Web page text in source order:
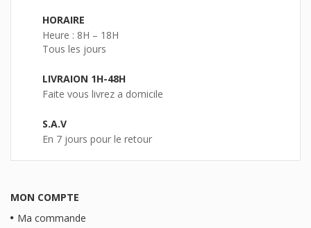
HORAIRE
Heure : 8H – 18H
Tous les jours
LIVRAION 1H-48H
Faite vous livrez a domicile
S.A.V
En 7 jours pour le retour
MON COMPTE
Ma commande